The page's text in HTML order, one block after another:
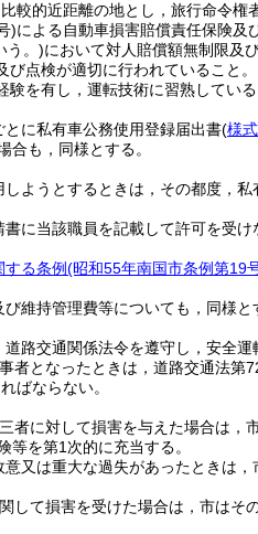
較的近距離の地とし，旅行命令権
)による自動車損害賠償責任保険及
う。)において対人賠償額無制限及
び点検が適切に行われていること。
を有し，運転技術に習熟している
に私有車公務使用登録届出書(様
合も，同様とする。
ようとするときは，その都度，
書に当該職員を記載して許可を受け
る条例(昭和55年南国市条例第19
維持管理費等についても，同様と
路交通関係法令を遵守し，安全運
者となったときは，道路交通法第
ばならない。
に対して損害を与えた場合は，
を第1次的に充当する。
又は重大な過失があったときは，
て損害を受けた場合は，市はそ